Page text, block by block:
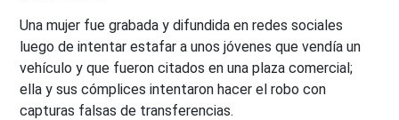
Una mujer fue grabada y difundida en redes sociales
luego de intentar estafar a unos jóvenes que vendía un
vehículo y que fueron citados en una plaza comercial;
ella y sus cómplices intentaron hacer el robo con
capturas falsas de transferencias.